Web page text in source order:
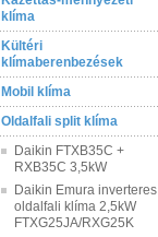
klíma
Kültéri
klímaberenbezések
Mobil klíma
Oldalfali split klíma
Daikin FTXB35C +
RXB35C 3,5kW
Daikin Emura inverteres
oldalfali klíma 2,5kW
FTXG25JA/RXG25K